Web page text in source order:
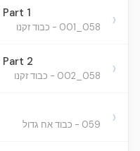
1
058_001 - כבוד זקנו ›
2
058_002 - כבוד זקנו ›
059 - כבוד אח גדול ›